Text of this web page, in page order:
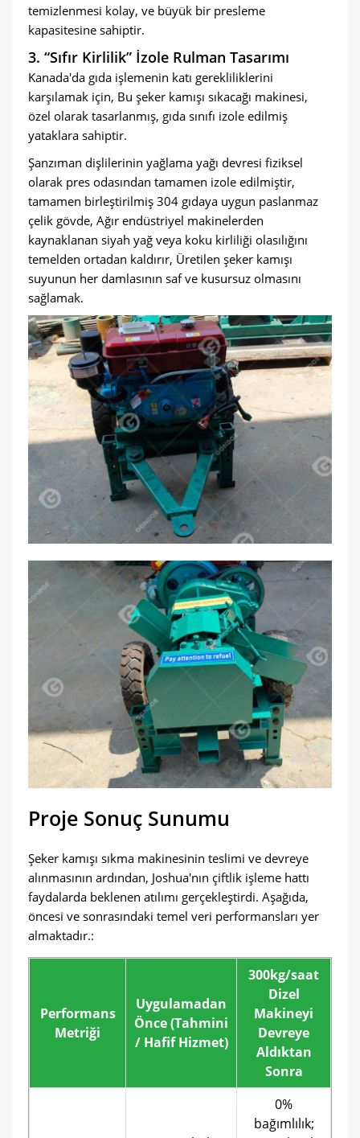
temizlenmesi kolay, ve büyük bir presleme
kapasitesine sahiptir.
3. “Sıfır Kirlilik” İzole Rulman Tasarımı
Kanada'da gıda işlemenin katı gerekliliklerini
karşılamak için, Bu şeker kamışı sıkacağı makinesi,
özel olarak tasarlanmış, gıda sınıfı izole edilmiş
yataklara sahiptir.
Şanzıman dişlilerinin yağlama yağı devresi fiziksel
olarak pres odasından tamamen izole edilmiştir,
tamamen birleştirilmiş 304 gıdaya uygun paslanmaz
çelik gövde, Ağır endüstriyel makinelerden
kaynaklanan siyah yağ veya koku kirliliği olasılığını
temelden ortadan kaldırır, Üretilen şeker kamışı
suyunun her damlasının saf ve kusursuz olmasını
sağlamak.
Proje Sonuç Sunumu
Şeker kamışı sıkma makinesinin teslimi ve devreye
alınmasının ardından, Joshua'nın çiftlik işleme hattı
faydalarda beklenen atılımı gerçekleştirdi. Aşağıda,
öncesi ve sonrasındaki temel veri performansları yer
almaktadır.:
Performans
Metriği
Uygulamadan
Önce (Tahmini
/ Hafif Hizmet)
300kg/saat
Dizel
Makineyi
Devreye
Aldıktan
Sonra
0%
bağımlılık;